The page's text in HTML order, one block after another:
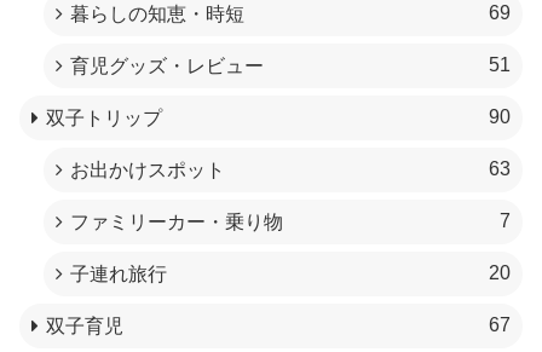
暮らしの知恵・時短 69
育児グッズ・レビュー 51
双子トリップ 90
お出かけスポット 63
ファミリーカー・乗り物 7
子連れ旅行 20
双子育児 67